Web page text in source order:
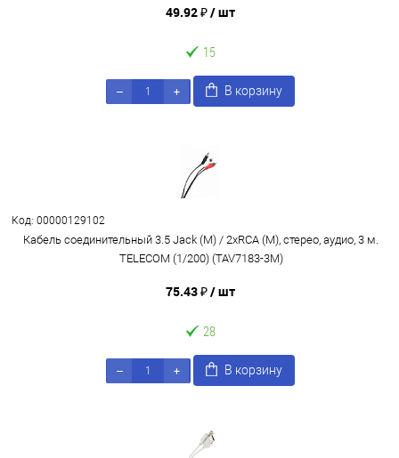
49.92 ₽/ шт
15
В корзину
Код: 00000129102
Кабель соединительный 3.5 Jack (M) / 2xRCA (M), стерео, аудио, 3 м.
TELECOM (1/200) (TAV7183-3M)
75.43 ₽/ шт
28
В корзину